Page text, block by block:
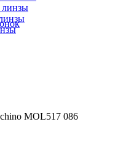
линзы
MOL517 086